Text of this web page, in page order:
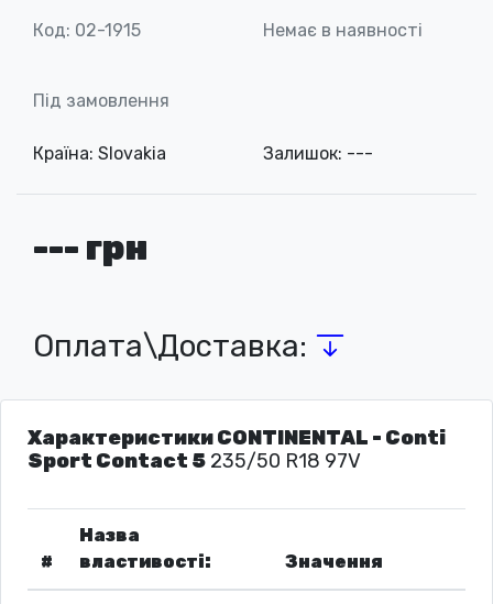
Код: 02-1915 Немає в наявності
Під замовлення
Країна: Slovakia Залишок: ---
--- грн
Оплата\Доставка:
Характеристики CONTINENTAL - Conti
Sport Contact 5 235/50 R18 97V
#
Назва
властивості:
Значення